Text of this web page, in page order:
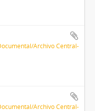
Archivo Central-
Archivo Central-